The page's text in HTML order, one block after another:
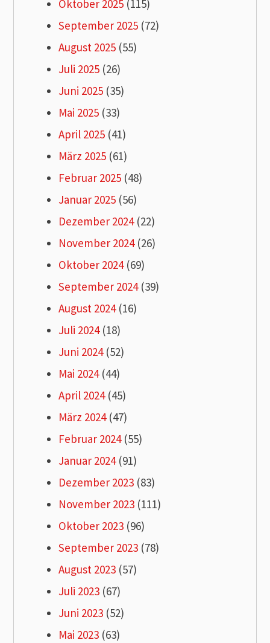
Oktober 2025 (115)
September 2025 (72)
August 2025 (55)
Juli 2025 (26)
Juni 2025 (35)
Mai 2025 (33)
April 2025 (41)
März 2025 (61)
Februar 2025 (48)
Januar 2025 (56)
Dezember 2024(22)
November 2024(26)
Oktober 2024(69)
September 2024(39)
August 2024(16)
Juli 2024(18)
Juni 2024(52)
Mai 2024(44)
April 2024(45)
März 2024(47)
Februar 2024(55)
Januar 2024(91)
Dezember 2023 (83)
November 2023 (111)
Oktober 2023 (96)
September 2023 (78)
August 2023 (57)
Juli 2023 (67)
Juni 2023 (52)
Mai 2023 (63)